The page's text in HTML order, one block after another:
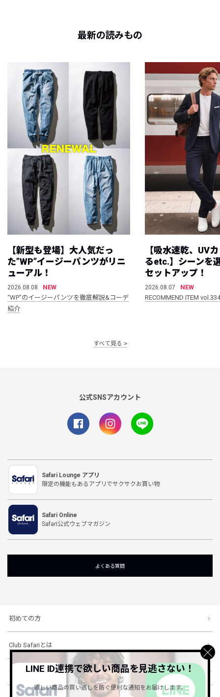
最新の読みもの
【新型も登場】大人気だっ
た”WP”イージーパンツがリニ
ューアル！
2026.08.08
NEW
“WP”のイージーパンツを徹底解説&コーデ
紹介
【吸水速乾、UV
るetc.】シーンを
セットアップ！
2026.08.07
NEW
RECOMMEND ITEM vol.334
すべて見る
公式SNSアカウント
Safari Lounge アプリ
限定の機能もあるアプリでサクサクお買い物
Safari Online
Safari公式ウェブマガジン
よくある質問
初めての方
Club Safariとは
ショッピングガイド
LINE ID連携で欲しい商品を見逃さない！
欲しい商品の買い逃しを防ぐ便利な通知をお届けします。